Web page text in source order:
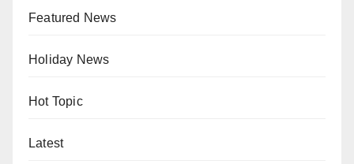
Featured News
Holiday News
Hot Topic
Latest